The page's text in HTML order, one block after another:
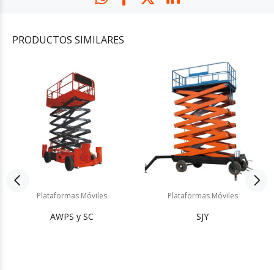
PRODUCTOS SIMILARES
Plataformas Móviles
AWPS y SC
Plataformas Móviles
SJY